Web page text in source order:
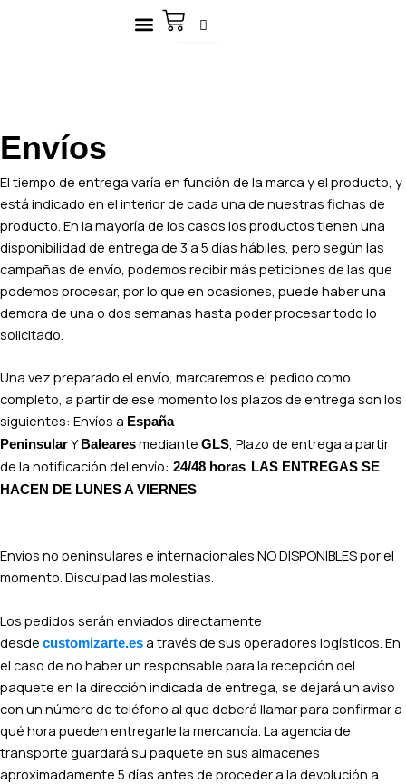
Carrito
Envíos
El tiempo de entrega varía en función de la marca y el producto, y
está indicado en el interior de cada una de nuestras fichas de
producto. En la mayoría de los casos los productos tienen una
disponibilidad de entrega de 3 a 5 días hábiles, pero según las
campañas de envío, podemos recibir más peticiones de las que
podemos procesar, por lo que en ocasiones, puede haber una
demora de una o dos semanas hasta poder procesar todo lo
solicitado.
Una vez preparado el envío, marcaremos el pedido como
completo, a partir de ese momento los plazos de entrega son los
siguientes: Envíos a España
PeninsularY Balearesmediante GLS, Plazo de entrega a partir
de la notificación del envío: 24/48 horas. LAS ENTREGAS SE
HACEN DE LUNES A VIERNES.
Envíos no peninsulares e internacionales NO DISPONIBLES por el
momento. Disculpad las molestias.
Los pedidos serán enviados directamente
desde customizarte.esa través de sus operadores logísticos. En
el caso de no haber un responsable para la recepción del
paquete en la dirección indicada de entrega, se dejará un aviso
con un número de teléfono al que deberá llamar para confirmar a
qué hora pueden entregarle la mercancía. La agencia de
transporte guardará su paquete en sus almacenes
aproximadamente 5 días antes de proceder a la devolución a